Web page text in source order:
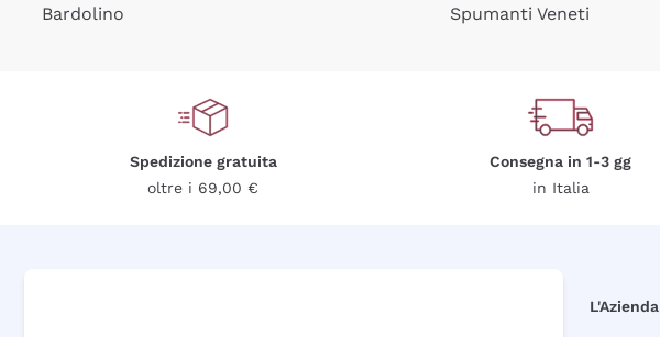
Bardolino
Spumanti Veneti
Spedizione gratuita
oltre i 69,00 €
Consegna in 1-3 gg
in Italia
L'Azienda